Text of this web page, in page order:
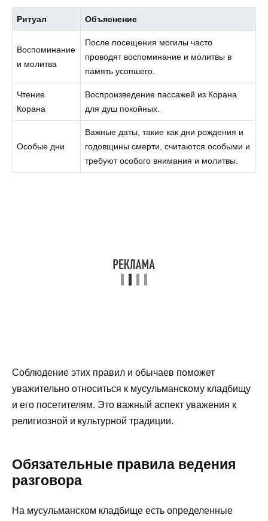
Ритуал Объяснение
Воспоминание
и молитва
После посещения могилы часто
проводят воспоминание и молитвы в
память усопшего.
Чтение
Корана
Воспроизведение пассажей из Корана
для душ покойных.
Особые дни
Важные даты, такие как дни рождения и
годовщины смерти, считаются особыми и
требуют особого внимания и молитвы.
Соблюдение этих правил и обычаев поможет
уважительно относиться к мусульманскому кладбищу
и его посетителям. Это важный аспект уважения к
религиозной и культурной традиции.
Обязательные правила ведения
разговора
На мусульманском кладбище есть определенные